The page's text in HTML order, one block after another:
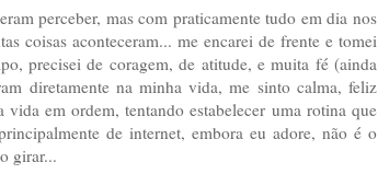
perceber, mas com praticamente tudo em dia nos
coisas aconteceram... me encarei de frente e tomei
precisei de coragem, de atitude, e muita fé (ainda
diretamente na minha vida, me sinto calma, feliz
em ordem, tentando estabelecer uma rotina que
de internet, embora eu adore, não é o
girar...